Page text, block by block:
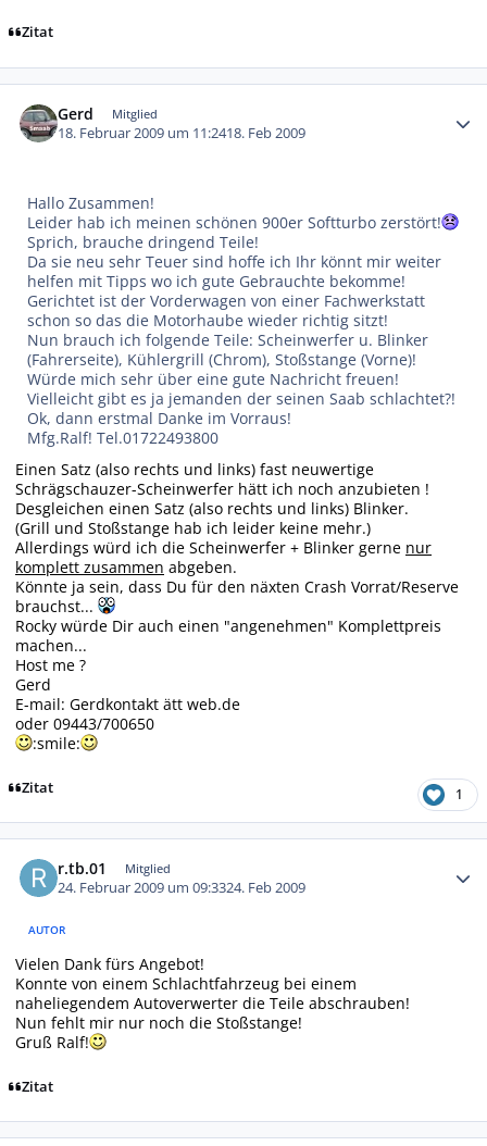
Zitat
Gerd Mitglied
18. Februar 2009 um 11:2418. Feb 2009
Hallo Zusammen!
Leider hab ich meinen schönen 900er Softturbo zerstört!
Sprich, brauche dringend Teile!
Da sie neu sehr Teuer sind hoffe ich Ihr könnt mir weiter
helfen mit Tipps wo ich gute Gebrauchte bekomme!
Gerichtet ist der Vorderwagen von einer Fachwerkstatt
schon so das die Motorhaube wieder richtig sitzt!
Nun brauch ich folgende Teile: Scheinwerfer u. Blinker
(Fahrerseite), Kühlergrill (Chrom), Stoßstange (Vorne)!
Würde mich sehr über eine gute Nachricht freuen!
Vielleicht gibt es ja jemanden der seinen Saab schlachtet?!
Ok, dann erstmal Danke im Vorraus!
Mfg.Ralf! Tel.01722493800
Einen Satz (also rechts und links) fast neuwertige
Schrägschauzer-Scheinwerfer hätt ich noch anzubieten !
Desgleichen einen Satz (also rechts und links) Blinker.
(Grill und Stoßstange hab ich leider keine mehr.)
Allerdings würd ich die Scheinwerfer + Blinker gerne nur
komplett zusammen abgeben.
Könnte ja sein, dass Du für den näxten Crash Vorrat/Reserve
brauchst...
Rocky würde Dir auch einen "angenehmen" Komplettpreis
machen...
Host me ?
Gerd
E-mail: Gerdkontakt ätt web.de
oder 09443/700650
:smile:
Zitat 1
r.tb.01 Mitglied
24. Februar 2009 um 09:3324. Feb 2009
AUTOR
Vielen Dank fürs Angebot!
Konnte von einem Schlachtfahrzeug bei einem
naheliegendem Autoverwerter die Teile abschrauben!
Nun fehlt mir nur noch die Stoßstange!
Gruß Ralf!
Zitat